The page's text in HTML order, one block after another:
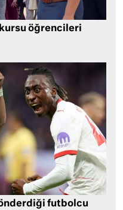
kursu öğrencileri
futbolcu